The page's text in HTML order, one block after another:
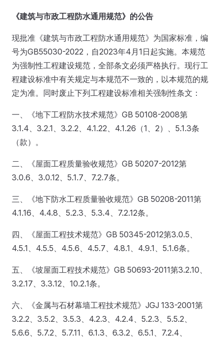
《建筑与市政工程防水通用规范》的公告
现批准《建筑与市政工程防水通用规范》为国家标准，编
号为GB55030-2022，自2023年4月1日起实施。本规范
为强制性工程建设规范，全部条文必须严格执行。现行工
程建设标准中有关规定与本规范不一致的，以本规范的规
定为准。同时废止下列工程建设标准相关强制性条文：
一、《地下工程防水技术规范》GB 50108-2008第
3.1.4、3.2.1、3.2.2、4.1.22、4.1.26（1、2）、5.1.3条
（款）。
二、《屋面工程质量验收规范》GB 50207-2012第
3.0.6、3.0.12、5.1.7、7.2.7条。
三、《地下防水工程质量验收规范》GB 50208-2011第
4.1.16、4.4.8、5.2.3、5.3.4、7.2.12条。
四、《屋面工程技术规范》GB 50345-2012第3.0.5、
4.5.1、4.5.5、4.5.6、4.5.7、4.8.1、4.9.1、5.1.6条。
五、《坡屋面工程技术规范》GB 50693-2011第3.2.10、
3.2.17、3.3.12、10.2.1条。
六、《金属与石材幕墙工程技术规范》JGJ 133-2001第
3.2.2、3.5.2、3.5.3、4.2.3、4.2.4、5.2.3、5.5.2、
5.6.6、5.7.2、5.7.11、6.1.3、6.3.2、6.5.1、7.2.4、